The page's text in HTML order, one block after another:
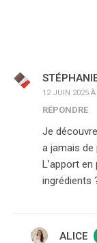
12 JUIN 2025
RÉPONDRE
Je
a jamais de
L’apport
ingrédients
ALICE